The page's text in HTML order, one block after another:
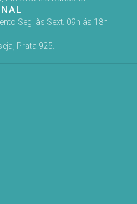
Seg. às Sext. 09h ás 18h
Prata 925.